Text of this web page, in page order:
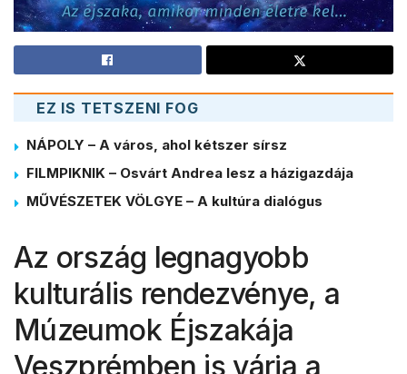
EZ IS TETSZENI FOG
NÁPOLY – A város, ahol kétszer sírsz
FILMPIKNIK – Osvárt Andrea lesz a házigazdája
MŰVÉSZETEK VÖLGYE – A kultúra dialógus
Az ország legnagyobb
kulturális rendezvénye, a
Múzeumok Éjszakája
Veszprémben is várja a